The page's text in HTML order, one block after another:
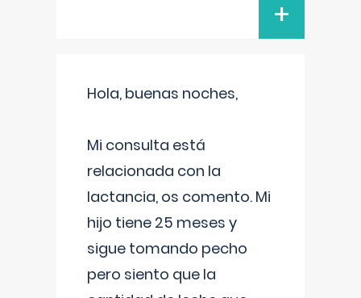
+
Hola, buenas noches,
Mi consulta está
relacionada con la
lactancia, os comento. Mi
hijo tiene 25 meses y
sigue tomando pecho
pero siento que la